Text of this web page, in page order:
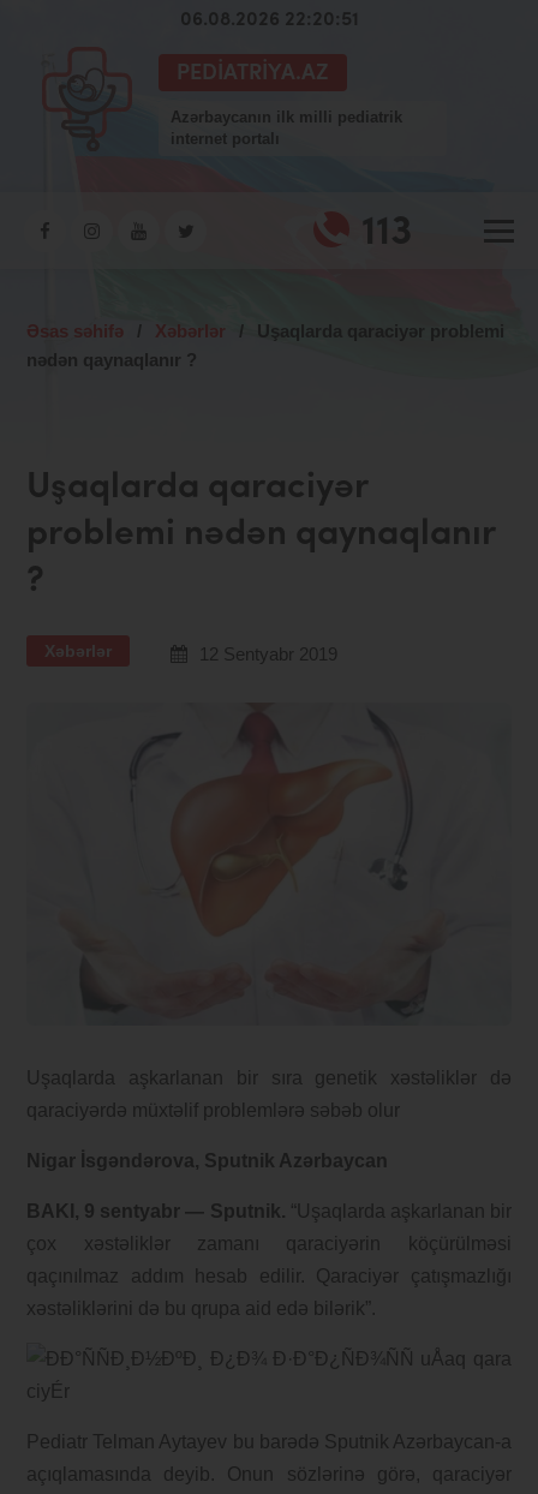
06.08.2026 22:20:52
PEDIATRIYA.AZ
Azərbaycanın ilk milli pediatrik
internet portalı
113
Əsas səhifə / Xəbərlər /
Uşaqlarda qaraciyər problemi
nədən qaynaqlanır ?
Uşaqlarda qaraciyər
problemi nədən qaynaqlanır
?
Xəbərlər 12 Sentyabr 2019
Uşaqlarda aşkarlanan bir sıra genetik xəstəliklər də
qaraciyərdə müxtəlif problemlərə səbəb olur
Nigar İsgəndərova, Sputnik Azərbaycan
BAKI, 9 sentyabr — Sputnik. “Uşaqlarda aşkarlanan bir
çox xəstəliklər zamanı qaraciyərin köçürülməsi
qaçınılmaz addım hesab edilir. Qaraciyər çatışmazlığı
xəstəliklərini də bu qrupa aid edə bilərik”.
Pediatr Telman Aytayev bu barədə Sputnik Azərbaycan-a
açıqlamasında deyib. Onun sözlərinə görə, qaraciyər